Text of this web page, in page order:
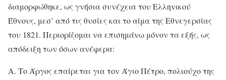
διαμορφώθηκε, ως γνήσια συνέχεια του Ελληνικού
Έθνους, μεσ’ από τις θυσίες και το αίμα της Εθνεγερσίας
του 1821. Περιορίζομαι να επισημάνω μόνον τα εξής, ως
απόδειξη των όσων ανέφερα:
Α. Το Άργος επαίρεται για τον Άγιο Πέτρο, πολιούχο της